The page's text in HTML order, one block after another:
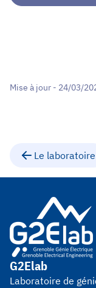
Mise à jour - 24/03/
Le laboratoire
G2Elab
Laboratoire de